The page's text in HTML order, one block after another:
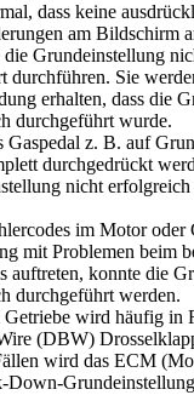
dass keine
am Bildschirm
die Grundeinstellung
durchführen. Sie
erhalten, dass die
durchgeführt wurde.
Gaspedal z. B. auf
durchgedrückt
nicht
im Motor oder
mit Problemen beim
auftreten, konnte die
durchgeführt werden.
wird häufig in
(DBW)
wird das ECM
Down-